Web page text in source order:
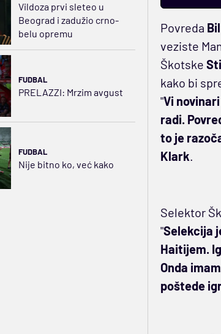
Vildoza prvi sleteo u
Beograd i zadužio crno-
belu opremu
FUDBAL
PRELAZZI: Mrzim avgust
FUDBAL
Nije bitno ko, već kako
Povreda
veziste
Škotske
kako bi
"Vi
radi.
to je
Klark.
Selektor
"Selekcija
Haitijem.
Onda
poštede